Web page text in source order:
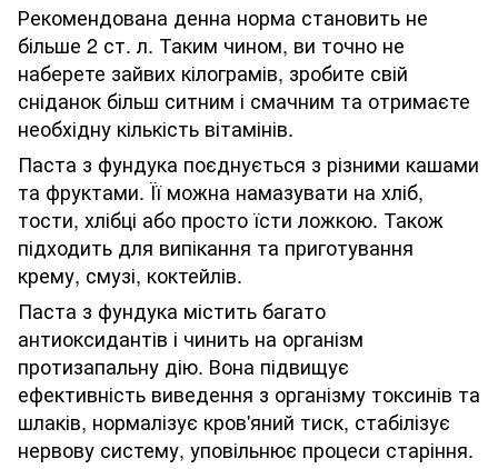
Рекомендована денна норма становить не
більше 2 ст. л. Таким чином, ви точно не
наберете зайвих кілограмів, зробите свій
сніданок більш ситним і смачним та отримаєте
необхідну кількість вітамінів.
Паста з фундука поєднується з різними кашами
та фруктами. Її можна намазувати на хліб,
тости, хлібці або просто їсти ложкою. Також
підходить для випікання та приготування
крему, смузі, коктейлів.
Паста з фундука містить багато
антиоксидантів і чинить на організм
протизапальну дію. Вона підвищує
ефективність виведення з організму токсинів та
шлаків, нормалізує кров'яний тиск, стабілізує
нервову систему, уповільнює процеси старіння.